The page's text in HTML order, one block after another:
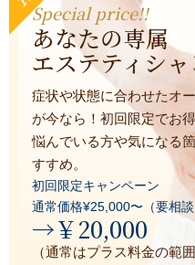
Special price!!
あなたの専属
エステティシ
症状や状態に合わせたオ
が今なら！初回限定でお
悩んでいる方や気になる
すすめ。
初回限定キャンペーン
通常価格¥25,000〜（要相
→￥20,000
（通常はプラス料金の範